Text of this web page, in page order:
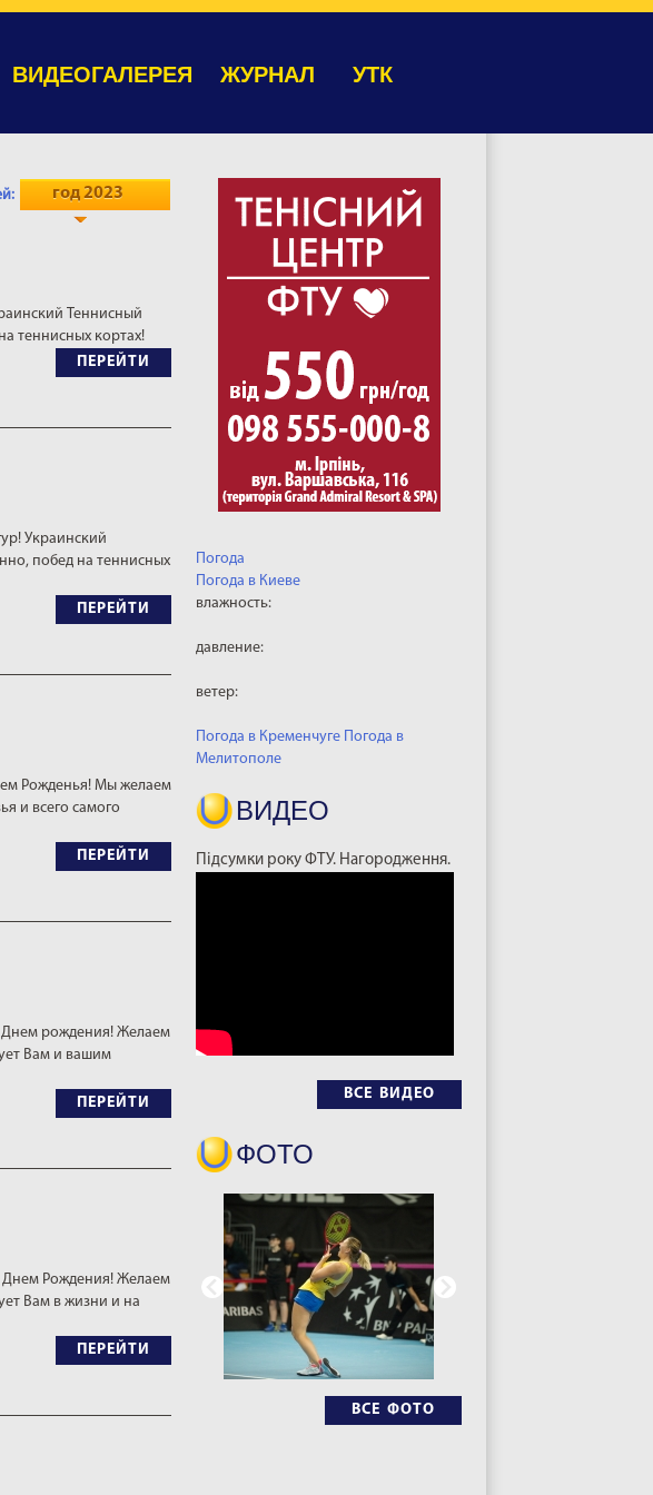
ВИДЕОГАЛЕРЕЯ ЖУРНАЛ УТК
Погода
Погода в Киеве
влажность:
давление:
ветер:
Погода в Кременчуге Погода в
Мелитополе
ВИДЕО
Підсумки року ФТУ. Нагородження.
ВСЕ ВИДЕО
ФОТО
ВСЕ ФОТО
год 2023
Теннисный
теннисных кортах!
ПЕРЕЙТИ
Украинский
побед на теннисных
ПЕРЕЙТИ
Рожденья! Мы желаем
и всего самого
ПЕРЕЙТИ
Днем рождения! Желаем
Вам и вашим
ПЕРЕЙТИ
Днем Рождения! Желаем
Вам в жизни и на
ПЕРЕЙТИ